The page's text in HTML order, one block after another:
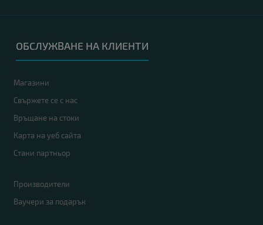
ОБСЛУЖВАНЕ НА КЛИЕНТИ
Магазини
Свържете се с нас
Връщане на стоки
Карта на уеб сайта
Стани партньор
Производители
Ваучери за подарък